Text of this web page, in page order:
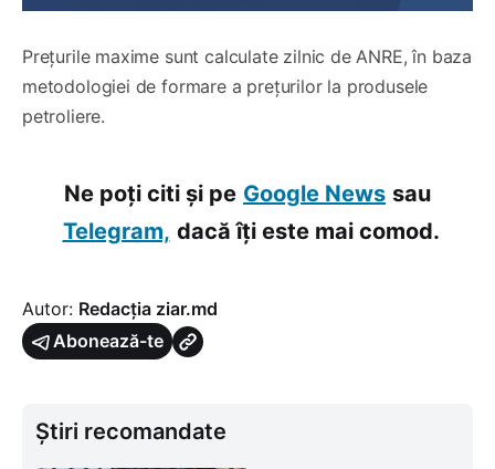
Prețurile maxime sunt calculate zilnic de ANRE, în baza
metodologiei de formare a prețurilor la produsele
petroliere.
Ne poți citi și pe Google News sau
Telegram, dacă îți este mai comod.
Autor: Redacția ziar.md
Abonează-te
Știri recomandate